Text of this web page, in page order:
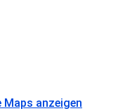
anzeigen